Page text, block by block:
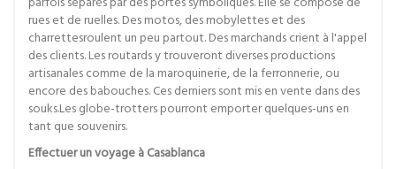
rues et de ruelles. Des motos, des mobylettes et des
charrettesroulent un peu partout. Des marchands crient à l'appel
des clients. Les routards y trouveront diverses productions
artisanales comme de la maroquinerie, de la ferronnerie, ou
encore des babouches. Ces derniers sont mis en vente dans des
souks.Les globe-trotters pourront emporter quelques-uns en
tant que souvenirs.
Effectuer un voyage à Casablanca